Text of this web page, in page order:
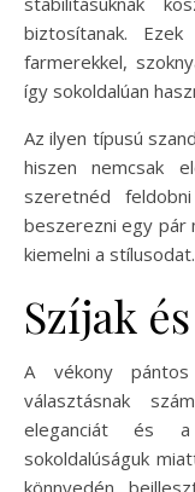
biztosítanak.
farmerekkel,
így sokoldalúan
Az ilyen típusú
hiszen nemcsak
szeretnéd
beszerezni egy pár
kiemelni a stílusodat.
Szíjak
A vékony
választásnak
eleganciát és
sokoldalúságuk
könnyedén